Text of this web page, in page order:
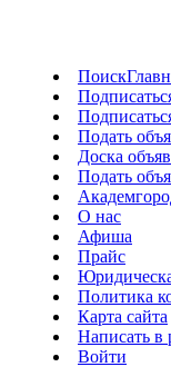
Поиск
Подать
Доска
Подать
О нас
Афиша
Прайс
Политика
Карта сайта
Написать в
Войти